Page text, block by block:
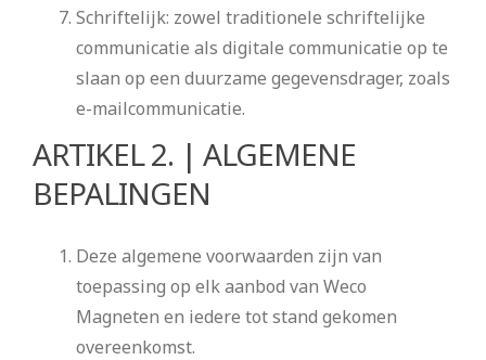
Schriftelijk: zowel traditionele schriftelijke
communicatie als digitale communicatie op te
slaan op een duurzame gegevensdrager, zoals
e-mailcommunicatie.
ARTIKEL 2. | ALGEMENE
BEPALINGEN
Deze algemene voorwaarden zijn van
toepassing op elk aanbod van Weco
Magneten en iedere tot stand gekomen
overeenkomst.